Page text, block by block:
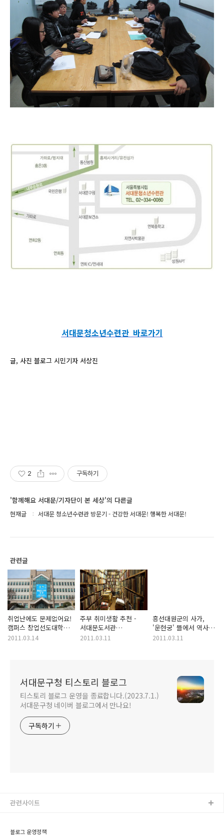
서대문청소년수련관 바로가기
글, 사진 블로그 시민기자 서상진
2 구독하기
'함께해요 서대문/기자단이 본 세상'의 다른글
현재글 서대문 청소년수련관 방문기 - 건강한 서대문! 행복한 서대문!
관련글
취업난에도 문제없어요!
캠퍼스 창업선도대학
'연세대 창업지원단'
2011.03.14
주부 취미생활 추천 -
서대문도서관
주부도서회 '글사랑'
2011.03.11
흥선대원군의 사가,
'운현궁' 뜰에서 역사의
숨결을 느끼다
2011.03.11
서대문구청 티스토리 블로그
티스토리 블로그 운영을 종료합니다.(2023.7.1.)
서대문구청 네이버 블로그에서 만나요!
구독하기
블로그 운영정책
관련사이트